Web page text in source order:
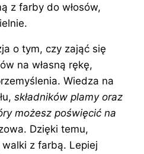
z farby do włosów,
o tym, czy zająć się
na własną rękę,
Wiedza na
składników plamy oraz
możesz poświęcić na
Dzięki temu,
z farbą. Lepiej